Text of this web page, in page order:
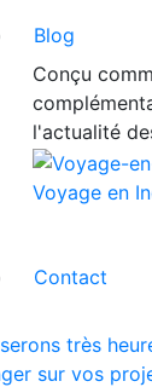
Blog
Conçu
l'actualité
Voyage en
Contact
très
sur vos